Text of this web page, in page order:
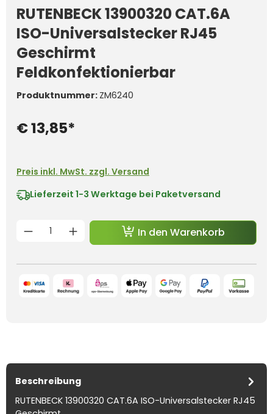
RUTENBECK 13900320 CAT.6A
ISO-Universalstecker RJ45
Geschirmt
Feldkonfektionierbar
Produktnummer: ZM6240
€ 13,85*
Preis inkl. MwSt. zzgl. Versand
Lieferzeit 1-3 Werktage bei Paketversand
Produkt Anzahl: Gib den
In den Warenkorb
Beschreibung
RUTENBECK 13900320 CAT.6A ISO-Universalstecker RJ45